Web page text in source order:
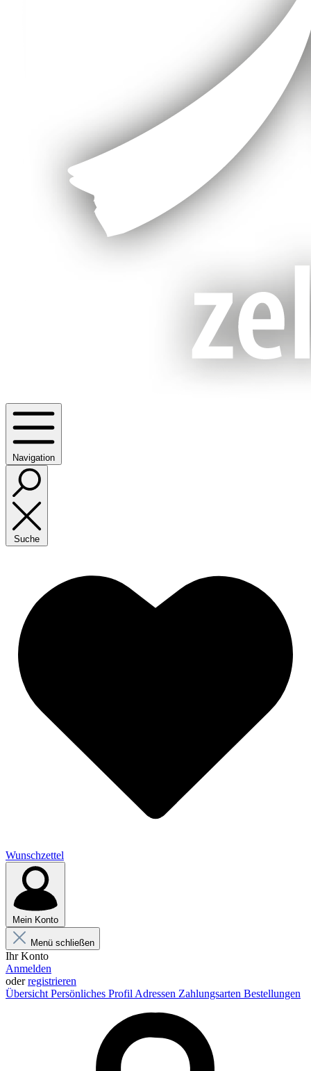
Navigation
Suche
Wunschzettel
Mein Konto
Menü schließen
Ihr Konto
Anmelden
oderregistrieren
Übersicht Persönliches Profil Adressen Zahlungsarten Bestellungen